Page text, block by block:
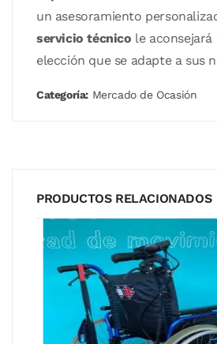
un asesoramiento
servicio técnico le
elección que se adapte a sus
Categoría: Mercado de Ocasión
PRODUCTOS RELACIONADOS